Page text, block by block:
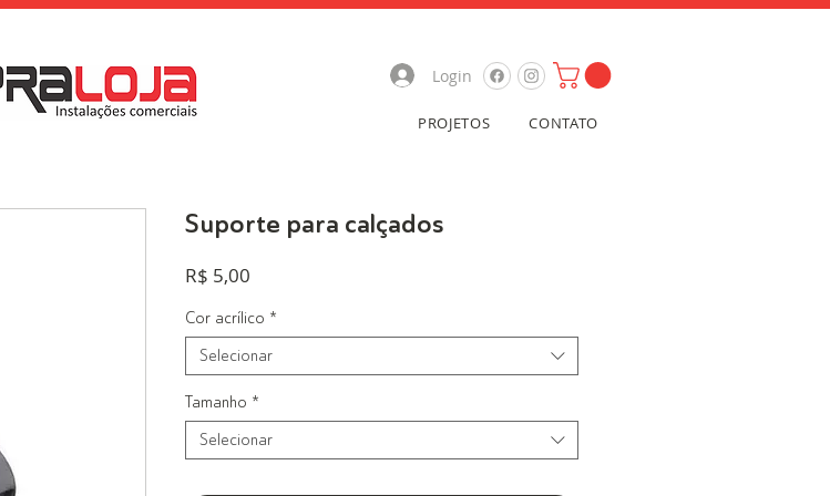
Login
PROJETOS CONTATO
Suporte para calçados
R$ 5,00
Cor acrílico *
Selecionar
Tamanho *
Selecionar